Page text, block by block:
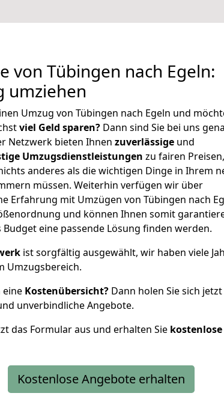
von Tübingen nach Egeln:
umziehen
Umzug von Tübingen nach Egeln und
viel Geld sparen? Dann sind Sie bei uns
Netzwerk bieten Ihnen zuverlässige und
Umzugsdienstleistungen zu fairen
anderes als die wichtigen Dinge in Ihrem
müssen. Weiterhin verfügen wir über
Erfahrung mit Umzügen von Tübingen nach
und können Ihnen somit
eine passende Lösung finden werden.
ist sorgfältig ausgewählt, wir haben viele
Umzugsbereich.
eine Kostenübersicht? Dann holen Sie sich jetzt
unverbindliche Angebote.
das Formular aus und erhalten Sie kostenlose
Kostenlose Angebote erhalten